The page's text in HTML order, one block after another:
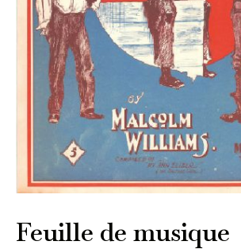
Feuille de musique